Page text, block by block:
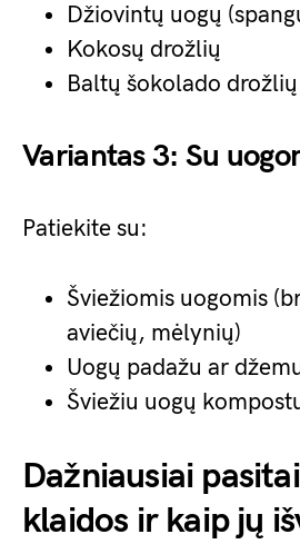
Džiovintų uogų
Kokosų drožlių
Baltų šokolado drožlių
Variantas 3: Su
Patiekite su:
Šviežiomis uogomis
aviečių, mėlynių)
Uogų padažu ar
Šviežiu uogų
Dažniausiai
klaidos ir kaip jų